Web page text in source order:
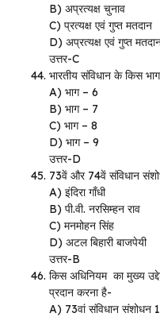
B) अप्रत्यक्ष चुनाव
C) प्रत्यक्ष एवं गुप्त मतदान
D) अप्रत्यक्ष एवं गुप्त
उत्तर-C
भारतीय संविधान के किस
A) भाग – 6
B) भाग – 7
C) भाग – 8
D) भाग – 9
उत्तर-D
73वें और 74वें संविधान
A) इंदिरा गाँधी
B) पी.वी. नरसिम्हन राव
C) मनमोहन सिंह
D) अटल बिहारी बाजपेयी
उत्तर-B
किस अधिनियम का मुख्य
प्रदान करना है-
A) 73वां संविधान संशोधन